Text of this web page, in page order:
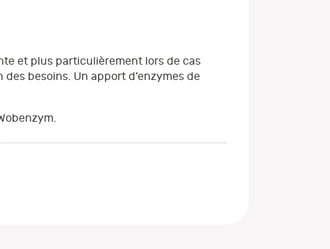
et plus particulièrement lors de cas
besoins. Un apport d’enzymes de